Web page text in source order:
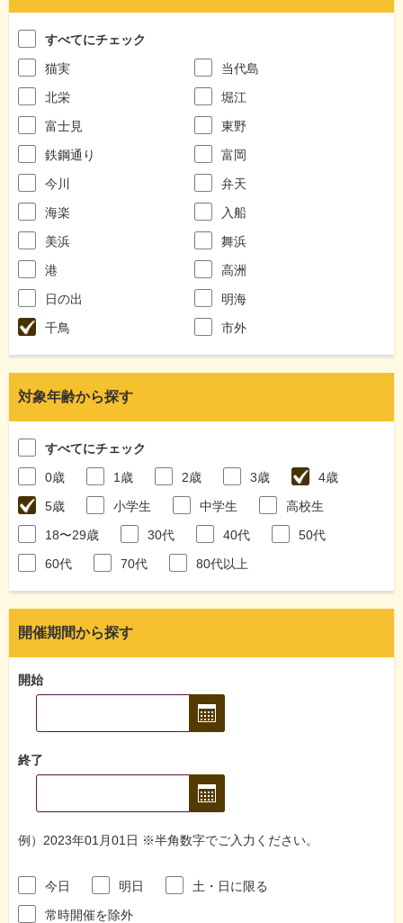
すべてにチェック
猫実
当代島
北栄
堀江
富士見
東野
鉄鋼通り
富岡
今川
弁天
海楽
入船
美浜
舞浜
港
高洲
日の出
明海
千鳥
市外
対象年齢から探す
すべてにチェック
0歳
1歳 2歳 3歳
4歳
5歳
小学生 中学生
高校生
18〜29歳
30代 40代
50代
60代
70代 80代以上
開催期間から探す
開始
終了
例）2023年01月01日 ※半角数字でご入力ください。
今日 明日
土・日に限る
常時開催を除外